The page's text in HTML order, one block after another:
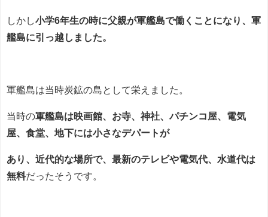
しかし小学6年生の時に父親が軍艦島で働くことになり、軍
艦島に引っ越しました。
軍艦島は当時炭鉱の島として栄えました。
当時の軍艦島は映画館、お寺、神社、パチンコ屋、電気
屋、食堂、地下には小さなデパートが
あり、近代的な場所で、最新のテレビや電気代、水道代は
無料だったそうです。